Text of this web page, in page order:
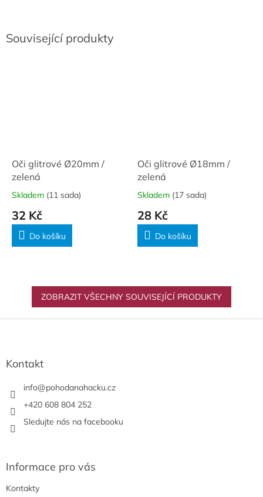
Související produkty
Oči glitrové Ø20mm /
zelená
Skladem (11 sada)
32 Kč
Do košíku
Oči glitrové Ø18mm /
zelená
Skladem (17 sada)
28 Kč
Do košíku
ZOBRAZIT VŠECHNY SOUVISEJÍCÍ PRODUKTY
Kontakt
info@pohodanahacku.cz
+420 608 804 252
Sledujte nás na facebooku
Informace pro vás
Kontakty